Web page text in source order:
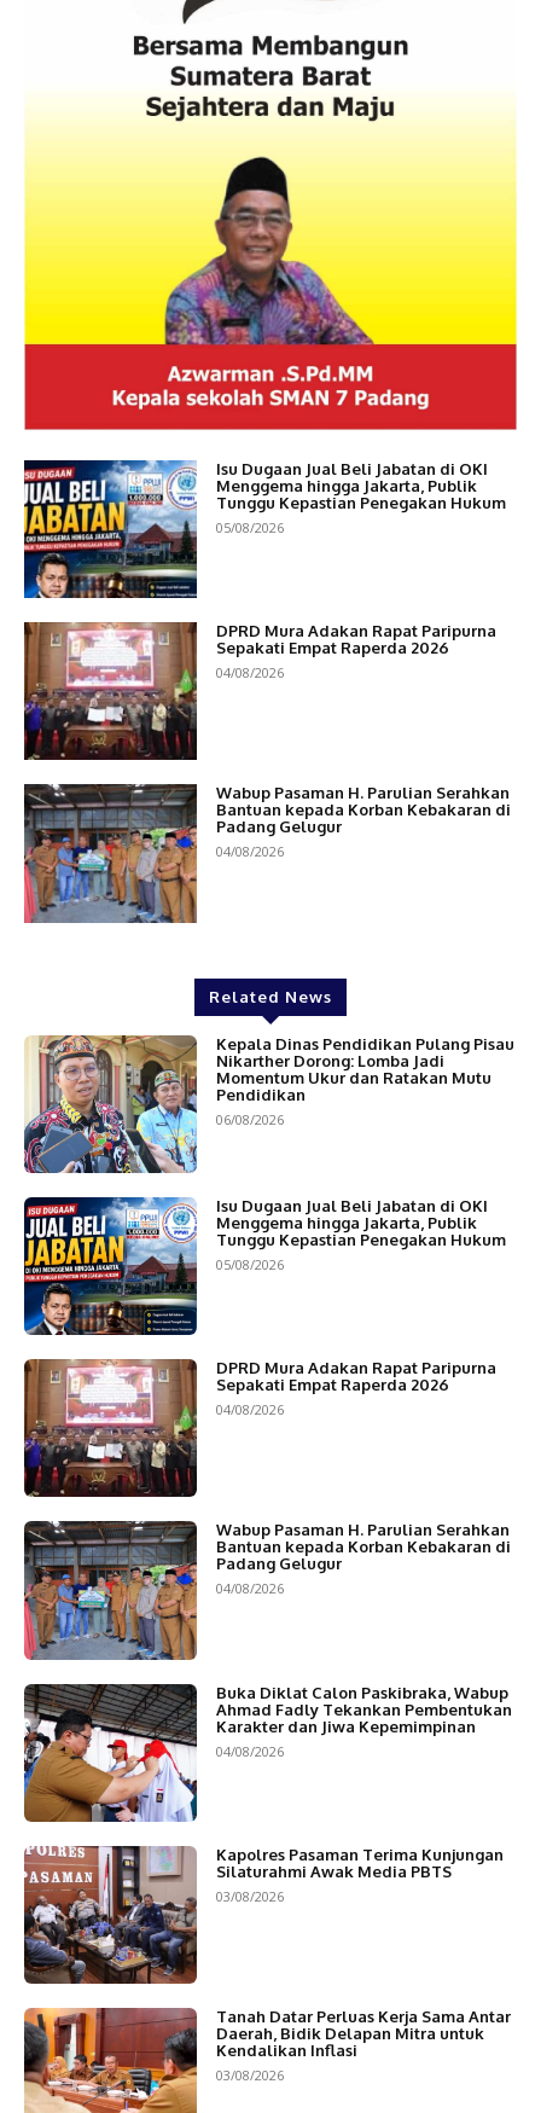
Isu Dugaan Jual Beli Jabatan di OKI
Menggema hingga Jakarta, Publik
Tunggu Kepastian Penegakan Hukum
05/08/2026
DPRD Mura Adakan Rapat Paripurna
Sepakati Empat Raperda 2026
04/08/2026
Wabup Pasaman H. Parulian Serahkan
Bantuan kepada Korban Kebakaran di
Padang Gelugur
04/08/2026
Related News
Kepala Dinas Pendidikan Pulang Pisau
Nikarther Dorong: Lomba Jadi
Momentum Ukur dan Ratakan Mutu
Pendidikan
06/08/2026
Isu Dugaan Jual Beli Jabatan di OKI
Menggema hingga Jakarta, Publik
Tunggu Kepastian Penegakan Hukum
05/08/2026
DPRD Mura Adakan Rapat Paripurna
Sepakati Empat Raperda 2026
04/08/2026
Wabup Pasaman H. Parulian Serahkan
Bantuan kepada Korban Kebakaran di
Padang Gelugur
04/08/2026
Buka Diklat Calon Paskibraka, Wabup
Ahmad Fadly Tekankan Pembentukan
Karakter dan Jiwa Kepemimpinan
04/08/2026
Kapolres Pasaman Terima Kunjungan
Silaturahmi Awak Media PBTS
03/08/2026
Tanah Datar Perluas Kerja Sama Antar
Daerah, Bidik Delapan Mitra untuk
Kendalikan Inflasi
03/08/2026